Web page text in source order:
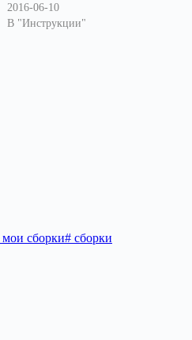
2016-06-10
В "Инструкции"
мои сборки# сборки